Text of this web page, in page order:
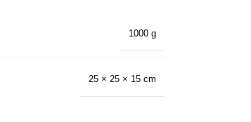
1000 g
25 × 25 × 15 cm